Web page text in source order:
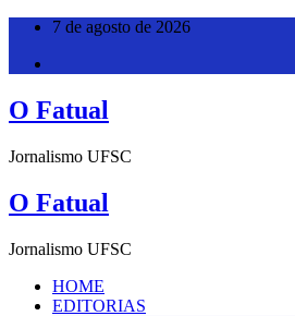
Pular
7 de agosto de 2026
O Fatual
Jornalismo UFSC
O Fatual
Jornalismo UFSC
HOME
EDITORIAS